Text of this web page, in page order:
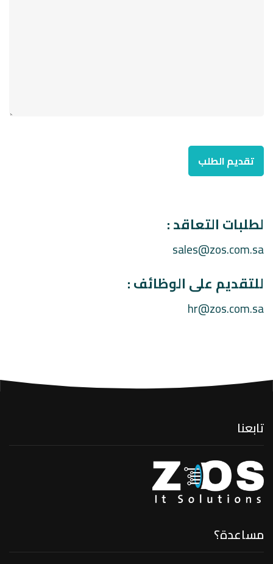
لطلبات التعاقد :
sales@zos.com.sa
للتقديم على الوظائف :
hr@zos.com.sa
تابعنا
مساعدة؟